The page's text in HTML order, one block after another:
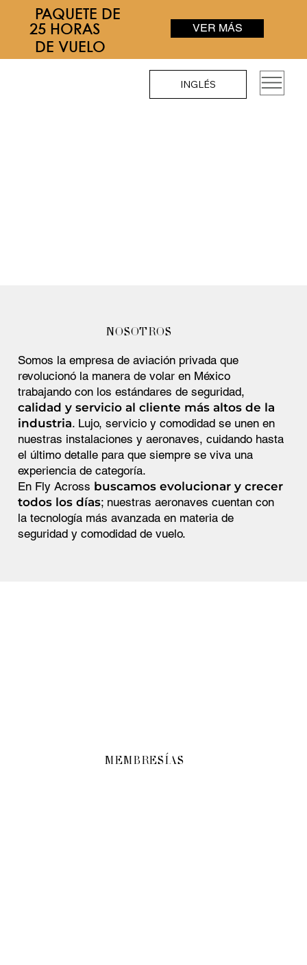
INGLÉS
PAQUETE DE
25 HORAS
DE VUELO
VER MÁS
NOSOTROS
Somos la empresa de aviación privada que
revolucionó la manera de volar en México
trabajando con los estándares de seguridad,
calidad y servicio al cliente más altos de la
industria. Lujo, servicio y comodidad se unen en
nuestras instalaciones y aeronaves, cuidando hasta
el último detalle para que siempre se viva una
experiencia de categoría.
En Fly Across buscamos evolucionar y crecer
todos los días; nuestras aeronaves cuentan con
la tecnología más avanzada en materia de
seguridad y comodidad de vuelo.
MEMBRESÍAS